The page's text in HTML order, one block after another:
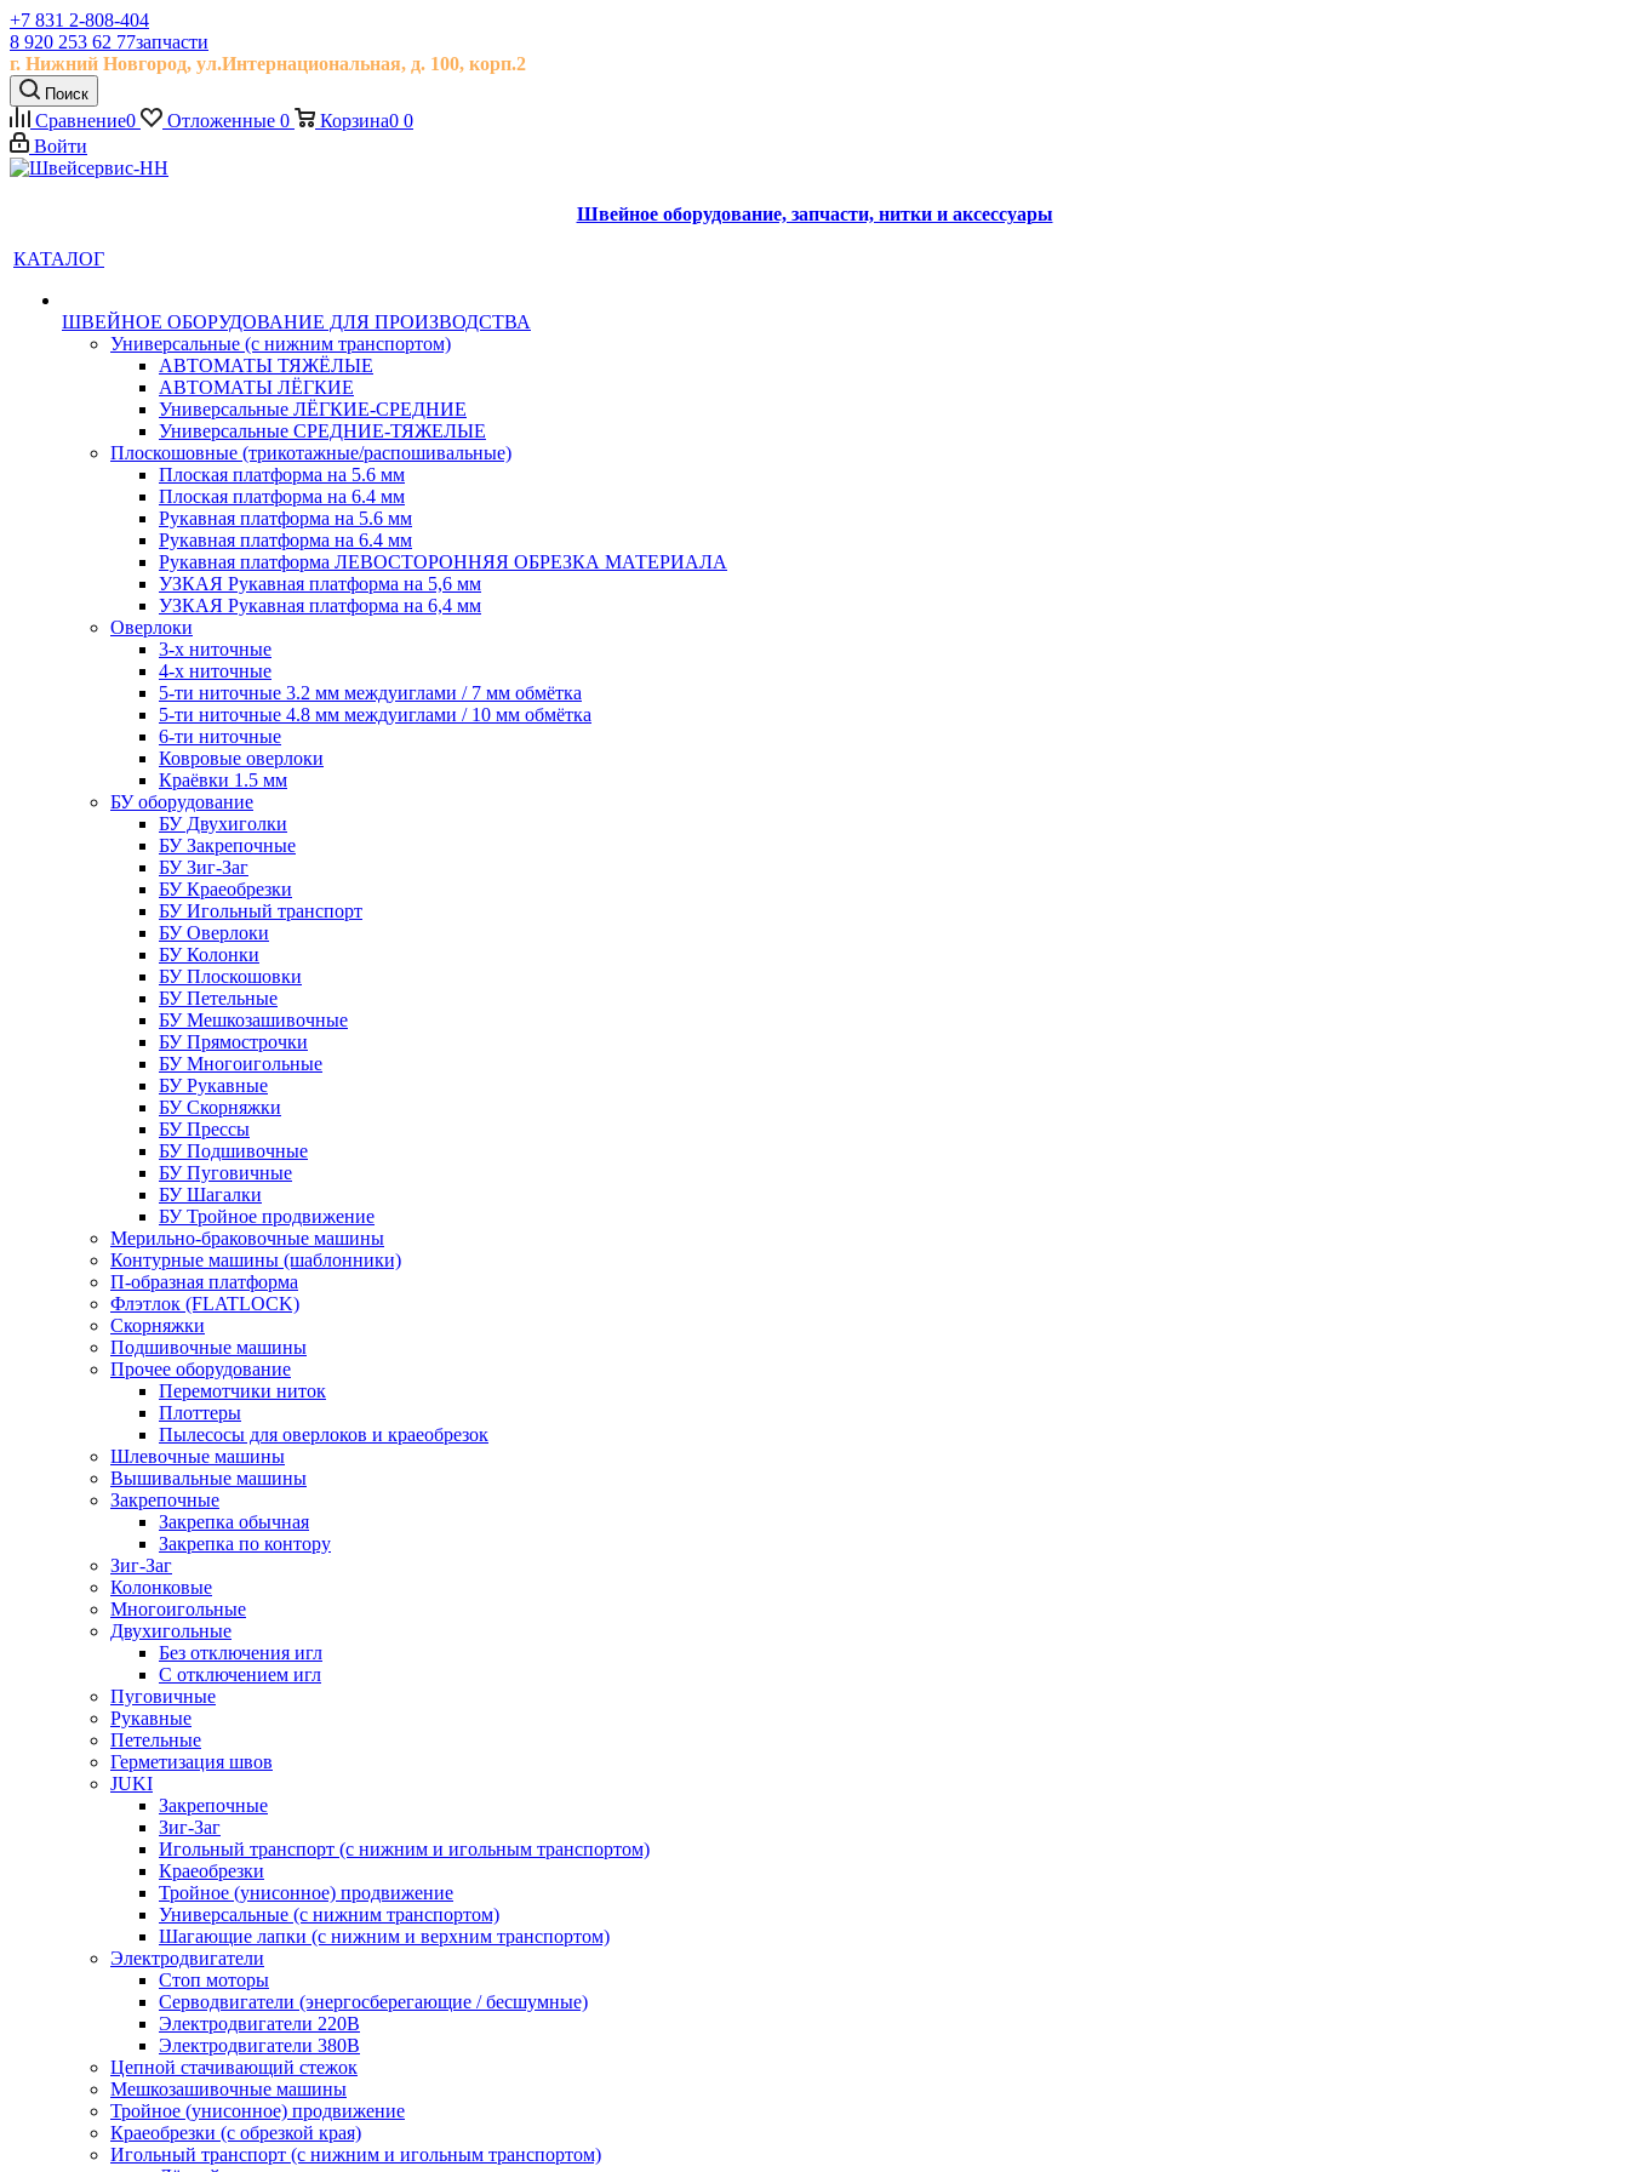
+7 831 2-808-404
8 920 253 62 77запчасти
г. Нижний Новгород, ул.Интернациональная, д. 100, корп.2
Поиск
Сравнение0 Отложенные 0 Корзина0 0
Войти
Швейное оборудование, запчасти, нитки и аксессуары
КАТАЛОГ
ШВЕЙНОЕ ОБОРУДОВАНИЕ ДЛЯ ПРОИЗВОДСТВА
Универсальные (с нижним транспортом)
АВТОМАТЫ ТЯЖЁЛЫЕ
АВТОМАТЫ ЛЁГКИЕ
Универсальные ЛЁГКИЕ-СРЕДНИЕ
Универсальные СРЕДНИЕ-ТЯЖЕЛЫЕ
Плоскошовные (трикотажные/распошивальные)
Плоская платформа на 5.6 мм
Плоская платформа на 6.4 мм
Рукавная платформа на 5.6 мм
Рукавная платформа на 6.4 мм
Рукавная платформа ЛЕВОСТОРОННЯЯ ОБРЕЗКА МАТЕРИАЛА
УЗКАЯ Рукавная платформа на 5,6 мм
УЗКАЯ Рукавная платформа на 6,4 мм
Оверлоки
3-х ниточные
4-х ниточные
5-ти ниточные 3.2 мм междуиглами / 7 мм обмётка
5-ти ниточные 4.8 мм междуиглами / 10 мм обмётка
6-ти ниточные
Ковровые оверлоки
Краёвки 1.5 мм
БУ оборудование
БУ Двухиголки
БУ Закрепочные
БУ Зиг-Заг
БУ Краеобрезки
БУ Игольный транспорт
БУ Оверлоки
БУ Колонки
БУ Плоскошовки
БУ Петельные
БУ Мешкозашивочные
БУ Прямострочки
БУ Многоигольные
БУ Рукавные
БУ Скорняжки
БУ Прессы
БУ Подшивочные
БУ Пуговичные
БУ Шагалки
БУ Тройное продвижение
Мерильно-браковочные машины
Контурные машины (шаблонники)
П-образная платформа
Флэтлок (FLATLOCK)
Скорняжки
Подшивочные машины
Прочее оборудование
Перемотчики ниток
Плоттеры
Пылесосы для оверлоков и краеобрезок
Шлевочные машины
Вышивальные машины
Закрепочные
Закрепка обычная
Закрепка по контору
Зиг-Заг
Колонковые
Многоигольные
Двухигольные
Без отключения игл
С отключением игл
Пуговичные
Рукавные
Петельные
Герметизация швов
JUKI
Закрепочные
Зиг-Заг
Игольный транспорт (с нижним и игольным транспортом)
Краеобрезки
Тройное (унисонное) продвижение
Универсальные (с нижним транспортом)
Шагающие лапки (с нижним и верхним транспортом)
Электродвигатели
Стоп моторы
Серводвигатели (энергосберегающие / бесшумные)
Электродвигатели 220В
Электродвигатели 380В
Цепной стачивающий стежок
Мешкозашивочные машины
Тройное (унисонное) продвижение
Краеобрезки (с обрезкой края)
Игольный транспорт (с нижним и игольным транспортом)